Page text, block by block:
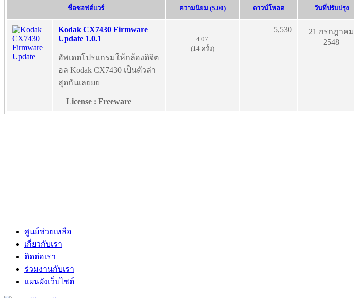
ชื่อซอฟต์แวร์ ความนิยม (5.00) ดาวน์โหลด วันที่ปรับปรุง
Kodak CX7430 Firmware
Update 1.0.1
อัพเดตโปรแกรมให้กล้องดิจิต
อล Kodak CX7430 เป็นตัวล่า
สุดกันเลยยย
License : Freeware
4.07
(14 ครั้ง)
5,530
21 กรกฎาคม
2548
ศูนย์ช่วยเหลือ
เกี่ยวกับเรา
ติดต่อเรา
ร่วมงานกับเรา
แผนผังเว็บไซต์